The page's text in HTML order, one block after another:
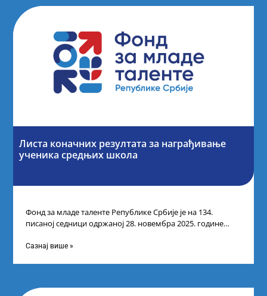
Листа коначних резултата за награђивање
ученика средњих школа
Фонд за младе таленте Републике Србије је на 134.
писаној седници одржаној 28. новембра 2025. године
Сазнај више »